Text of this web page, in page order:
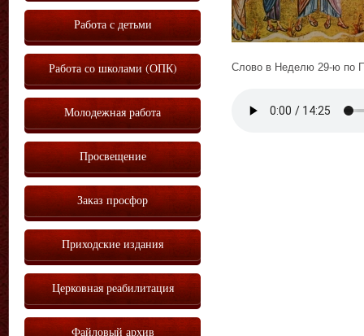
Слово в Неделю 29-ю по
Работа с детьми
Работа со школами (ОПК)
Молодежная работа
Просвещение
Заказ просфор
Приходские издания
Церковная реабилитация
Файловый архив